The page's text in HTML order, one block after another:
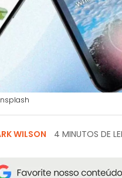
WILSON 4 MINUTOS DE